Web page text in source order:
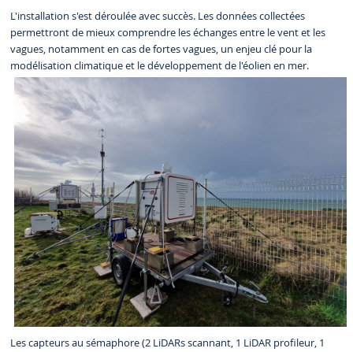
L'installation s'est déroulée avec succès. Les données collectées
permettront de mieux comprendre les échanges entre le vent et les
vagues, notamment en cas de fortes vagues, un enjeu clé pour la
modélisation climatique et le développement de l'éolien en mer.
Les capteurs au sémaphore (2 LiDARs scannant, 1 LiDAR profileur, 1